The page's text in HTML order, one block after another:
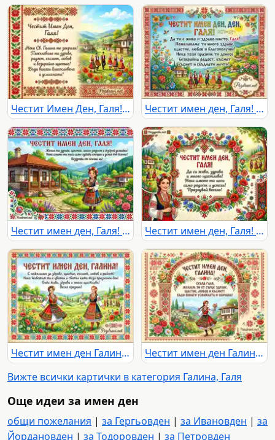
Честит Имен Ден, Галя! Картичка с български шевици, народни танци и пожелания. Честит имен ден, Галя! Картичка с български фолклорни мотиви, народни носии и пожелания.
Честит имен ден, Галя! Празнична картичка с момиче в народна носия, българска къща и планински пейзаж. Честит имен ден, Галя! Картичка с български фолклорни мотиви, носия и пожелания.
Честит имен ден Галина - картичка с български носии и народни мотиви
Честит имен ден Галина - картичка с българска носия и фолклорни елементи
Вижте всички картички в категория Галина, Галя
Още идеи за имен ден
общи пожелания | за Гергьовден | за Ивановден | за
Йордановден | за Тодоровден | за Петровден